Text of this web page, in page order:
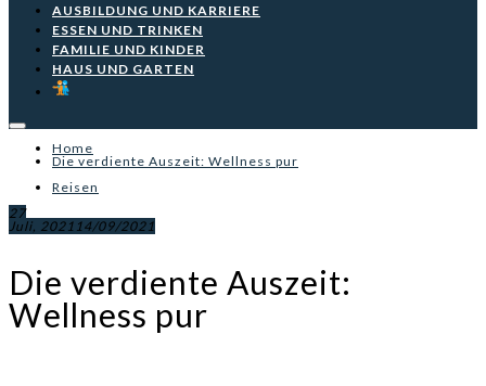
AUSBILDUNG UND KARRIERE
ESSEN UND TRINKEN
FAMILIE UND KINDER
HAUS UND GARTEN
Home
Die verdiente Auszeit: Wellness pur
Reisen
27
Juli, 2021 14/09/2021
Die verdiente Auszeit:
Wellness pur